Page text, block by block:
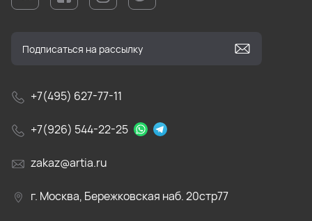
+7(495) 627-77-11
+7(926) 544-22-25
zakaz@artia.ru
г. Москва, Бережковская наб. 20стр77